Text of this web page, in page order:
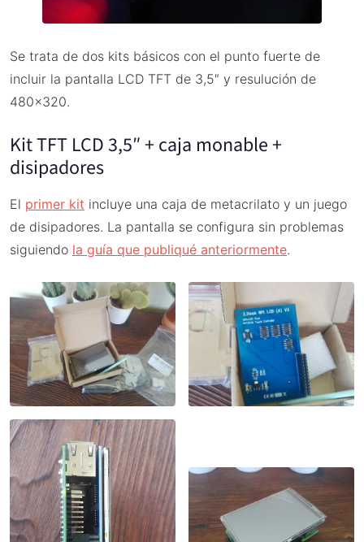
Se trata de dos kits básicos con el punto fuerte de
incluir la pantalla LCD TFT de 3,5″ y resulución de
480×320.
Kit TFT LCD 3,5″ + caja monable +
disipadores
El primer kit incluye una caja de metacrilato y un juego
de disipadores. La pantalla se configura sin problemas
siguiendo la guía que publiqué anteriormente.